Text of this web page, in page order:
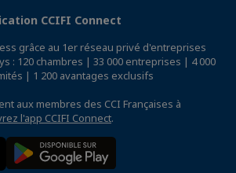
CCIFI Connect
grâce au 1er réseau privé d'entreprises
: 120 chambres | 33 000 entreprises | 4 000
| 1 200 avantages exclusifs
aux membres des CCI Françaises à
l'app CCIFI Connect.